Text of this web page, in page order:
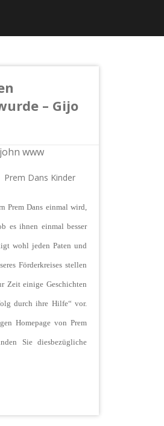
– Gijo
Prem Dans Kinder
Prem Dans einmal wird,
es ihnen einmal besser
wohl jeden Paten und
Förderkreises stellen
Zeit einige Geschichten
durch ihre Hilfe“ vor.
Homepage von Prem
Sie diesbezügliche